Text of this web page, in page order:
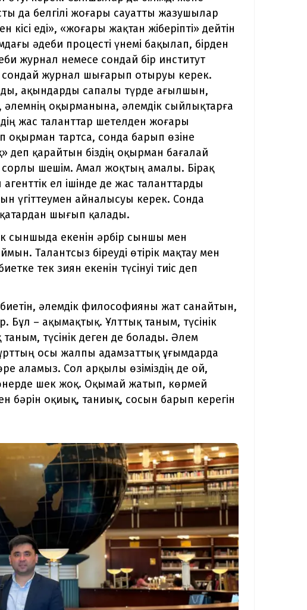
да белгілі жоғары сауатты жазушылар
еді», «жоғары жақтан жіберіпті» дейтін
әдеби процесті үнемі бақылап, бірден
журнал немесе сондай бір институт
журнал шығарып отыруы керек.
ақындарды сапалы түрде ағылшын,
әлемнің оқырманына, әлемдік сыйлықтарға
жас таланттар шетелден жоғары
оқырман тартса, сонда барып өзіне
деп қарайтын біздің оқырман бағалай
шешім. Амал жоқтың амалы. Бірақ
ел ішінде де жас таланттарды
үгіттеумен айналысуы керек. Сонда
шығып қалады.
сыншыда екенін әрбір сыншы мен
Талантсыз біреуді өтірік мақтау мен
тек зиян екенін түсінуі тиіс деп
әлемдік философияны жат санайтын,
Бұл – ақымақтық. Ұлттық таным, түсінік
түсінік деген де болады. Әлем
осы жалпы адамзаттық ұғымдарда
аламыз. Сол арқылы өзіміздің де ой,
шек жоқ. Оқымай жатып, көрмей
оқиық, таниық, сосын барып керегін